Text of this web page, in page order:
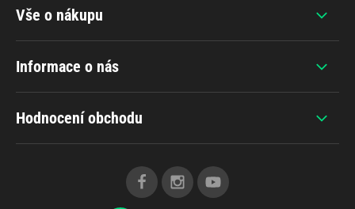
Vše o nákupu
Informace o nás
Hodnocení obchodu